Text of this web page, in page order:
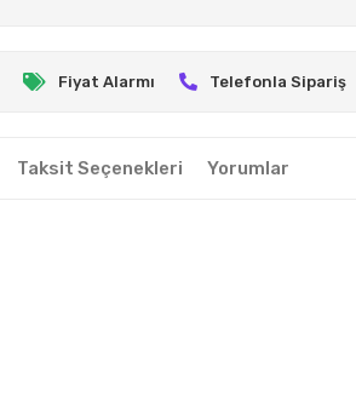
Fiyat Alarmı Telefonla Sipariş
Taksit Seçenekleri Yorumlar